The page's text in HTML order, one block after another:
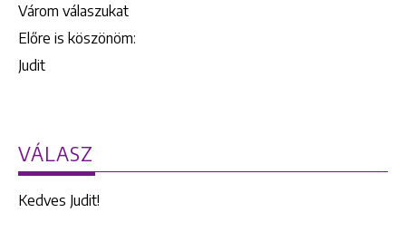
Várom válaszukat
Előre is köszönöm:
Judit
VÁLASZ
Kedves Judit!